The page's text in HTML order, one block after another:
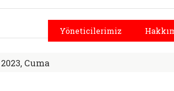
Yöneticilerimiz
Hizmetler İl
Cuma